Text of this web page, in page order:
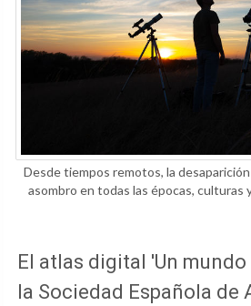
Desde tiempos remotos, la
asombro en todas las épocas, culturas
El atlas digital 'Un
la Sociedad Española de